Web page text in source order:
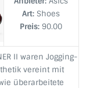
Art: Shoes
Preis:90.00
II waren Jogging-
vereint mit
überarbeitete